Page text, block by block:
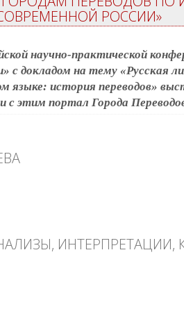
РОССИИ»
научно-практической
с докладом на тему «Русская
языке: история переводов»
с этим портал Города